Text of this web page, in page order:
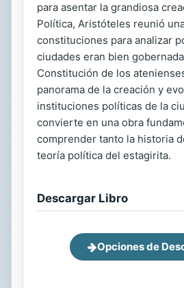
para asentar la grandiosa
Política, Aristóteles reunió
constituciones para analizar
ciudades eran bien
Constitución de los
panorama de la creación y
instituciones políticas de la
convierte en una obra
comprender tanto la historia
teoría política del estagirita.
Descargar Libro
Opciones de